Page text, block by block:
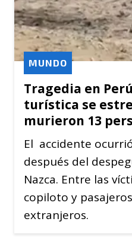
Tragedia en
turística se
murieron 13
MUNDO
El accidente
después del
Nazca. Entre las
copiloto y
extranjeros.